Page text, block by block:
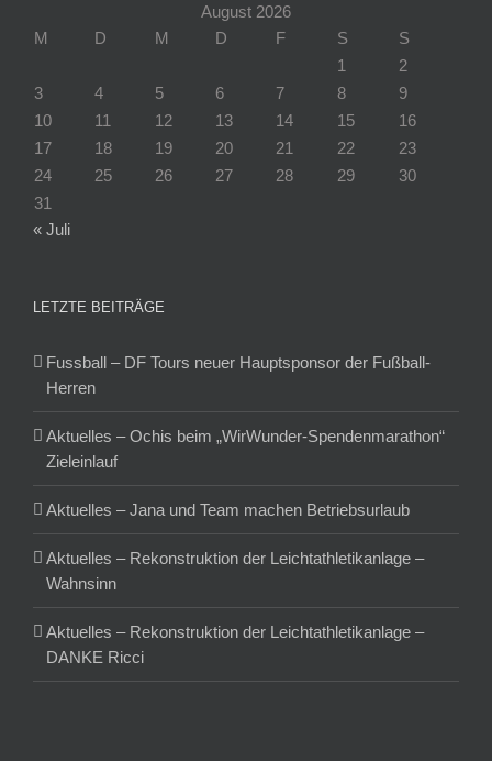
August 2026
M
D M D F S
S
1
2
3
4 5 6 7 8
9
10
11 12 13 14 15
16
17
18 19 20 21 22
23
24
25 26 27 28 29
30
31
« Juli
LETZTE BEITRÄGE
Fussball – DF Tours neuer Hauptsponsor der Fußball-
Herren
Aktuelles – Ochis beim „WirWunder-Spendenmarathon“
Zieleinlauf
Aktuelles – Jana und Team machen Betriebsurlaub
Aktuelles – Rekonstruktion der Leichtathletikanlage –
Wahnsinn
Aktuelles – Rekonstruktion der Leichtathletikanlage –
DANKE Ricci